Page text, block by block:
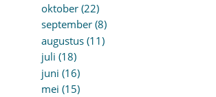
oktober (22)
september (8)
augustus (11)
juli (18)
juni (16)
mei (15)